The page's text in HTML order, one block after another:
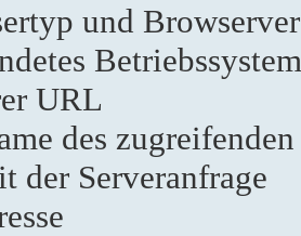
und
Betriebssystem
URL
des
der Serveranfrage